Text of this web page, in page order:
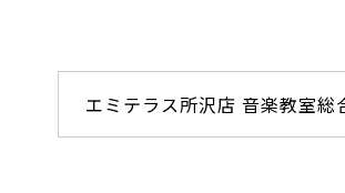
エミテラス所沢店 音楽教室総